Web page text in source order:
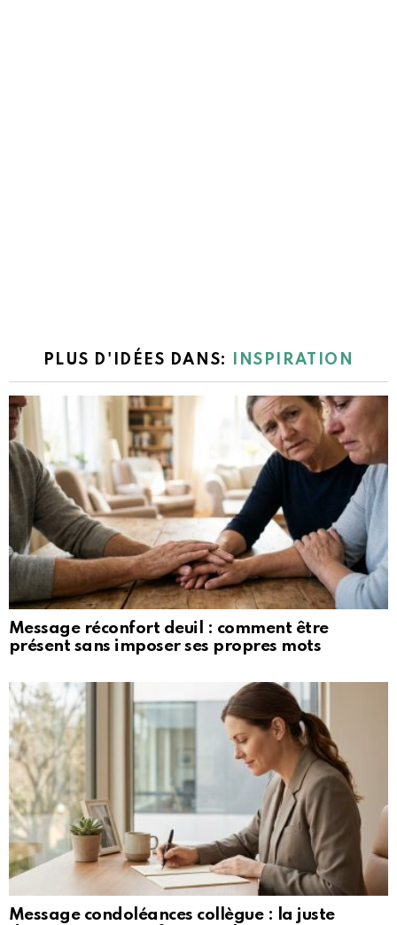
PLUS D'IDÉES DANS: INSPIRATION
Message réconfort deuil : comment être
présent sans imposer ses propres mots
Message condoléances collègue : la juste